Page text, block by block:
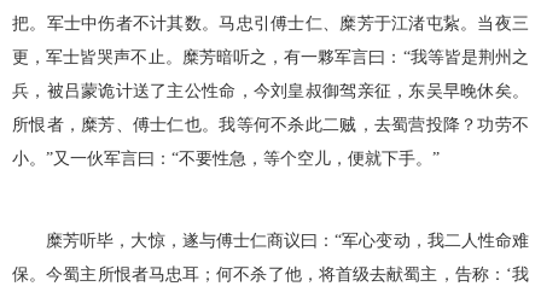
把。军士中伤者不计其数。马忠引傅士仁、糜芳于江渚屯紥。当夜三
更，军士皆哭声不止。糜芳暗听之，有一夥军言曰：“我等皆是荆州之
兵，被吕蒙诡计送了主公性命，今刘皇叔御驾亲征，东吴早晚休矣。
所恨者，糜芳、傅士仁也。我等何不杀此二贼，去蜀营投降？功劳不
小。”又一伙军言曰：“不要性急，等个空儿，便就下手。”
糜芳听毕，大惊，遂与傅士仁商议曰：“军心变动，我二人性命难
保。今蜀主所恨者马忠耳；何不杀了他，将首级去献蜀主，告称：‘我